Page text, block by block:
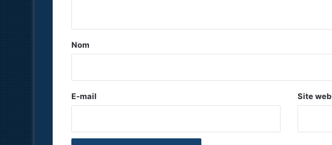
a
e
Nom
E-mail Site web